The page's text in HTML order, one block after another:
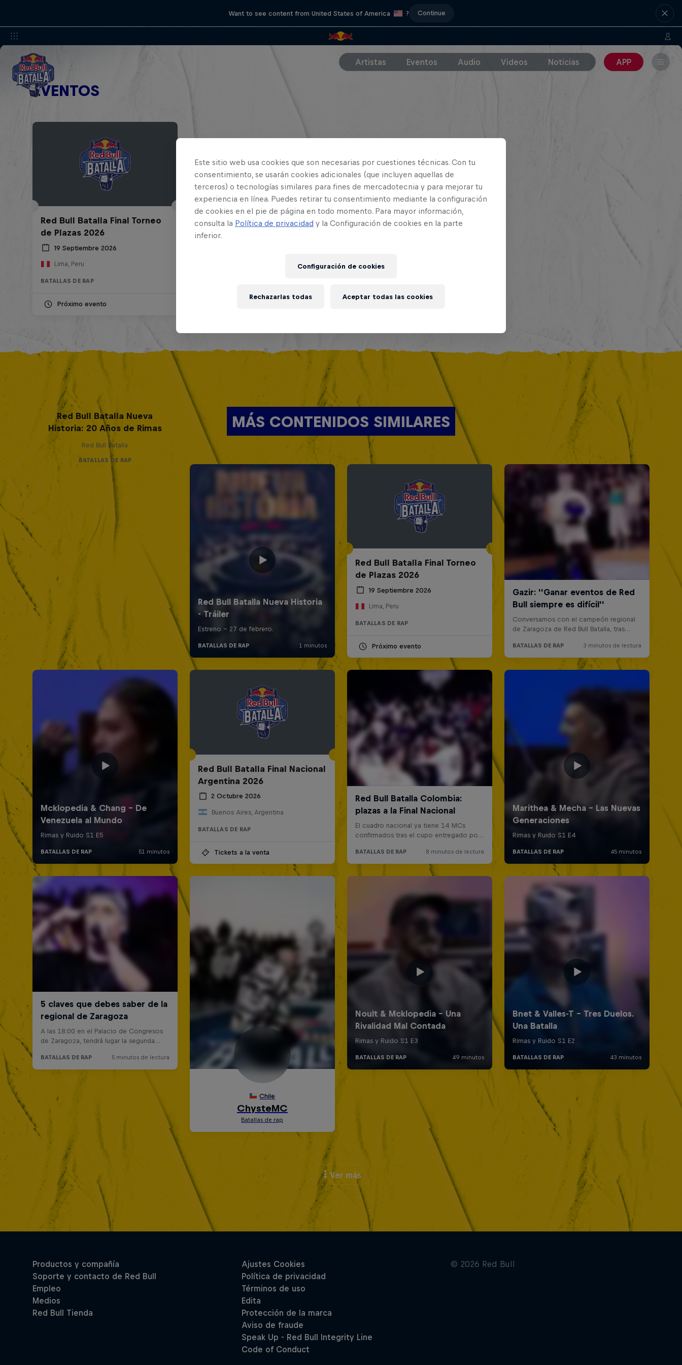
Want to see content from United States of America ? Continue
Artistas Eventos Audio Videos Noticias APP
EVENTOS
Red Bull Batalla Final Torneo
de Plazas 2026
19 Septiembre 2026
Lima, Peru
BATALLAS DE RAP
Próximo evento
MÁS CONTENIDOS SIMILARES
Red Bull Batalla Nueva
Historia: 20 Años de Rimas
Red Bull Batalla
BATALLAS DE RAP
Red Bull Batalla Final Torneo
de Plazas 2026
19 Septiembre 2026
Lima, Peru
BATALLAS DE RAP
Próximo evento
Red Bull Batalla Final Nacional
Argentina 2026
2 Octubre 2026
Buenos Aires, Argentina
BATALLAS DE RAP
Tickets a la venta
Ver más
Este sitio web usa cookies que son necesarias por cuestiones técnicas. Con tu
consentimiento, se usarán cookies adicionales (que incluyen aquellas de
terceros) o tecnologías similares para fines de mercadotecnia y para mejorar tu
experiencia en línea. Puedes retirar tu consentimiento mediante la configuración
de cookies en el pie de página en todo momento. Para mayor información,
consulta la Política de privacidad y la Configuración de cookies en la parte
inferior.
Configuración de cookies
Rechazarlas todas Aceptar todas las cookies